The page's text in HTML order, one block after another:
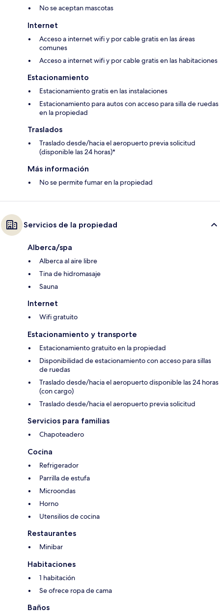
No se aceptan mascotas
Internet
Acceso a internet wifi y por cable gratis en las áreas
comunes
Acceso a internet wifi y por cable gratis en las habitaciones
Estacionamiento
Estacionamiento gratis en las instalaciones
Estacionamiento para autos con acceso para silla de ruedas
en la propiedad
Traslados
Traslado desde/hacia el aeropuerto previa solicitud
(disponible las 24 horas)*
Más información
No se permite fumar en la propiedad
Servicios de la propiedad
Alberca/spa
Alberca al aire libre
Tina de hidromasaje
Sauna
Internet
Wifi gratuito
Estacionamiento y transporte
Estacionamiento gratuito en la propiedad
Disponibilidad de estacionamiento con acceso para sillas
de ruedas
Traslado desde/hacia el aeropuerto disponible las 24 horas
(con cargo)
Traslado desde/hacia el aeropuerto previa solicitud
Servicios para familias
Chapoteadero
Cocina
Refrigerador
Parrilla de estufa
Microondas
Horno
Utensilios de cocina
Restaurantes
Minibar
Habitaciones
1 habitación
Se ofrece ropa de cama
Baños